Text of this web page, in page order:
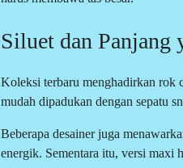
Siluet dan Panjang
Koleksi terbaru menghadirkan rok
mudah dipadukan dengan sepatu
Beberapa desainer juga
energik. Sementara itu, versi maxi